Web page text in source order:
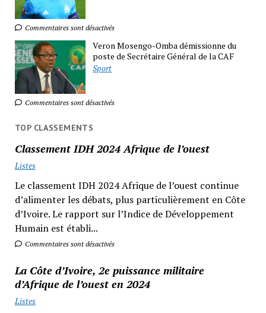
Commentaires sont désactivés
Veron Mosengo-Omba démissionne du
poste de Secrétaire Général de la CAF
Sport
Commentaires sont désactivés
TOP CLASSEMENTS
Classement IDH 2024 Afrique de l’ouest
Listes
Le classement IDH 2024 Afrique de l’ouest continue
d’alimenter les débats, plus particulièrement en Côte
d’Ivoire. Le rapport sur l’Indice de Développement
Humain est établi...
Commentaires sont désactivés
La Côte d’Ivoire, 2e puissance militaire
d’Afrique de l’ouest en 2024
Listes